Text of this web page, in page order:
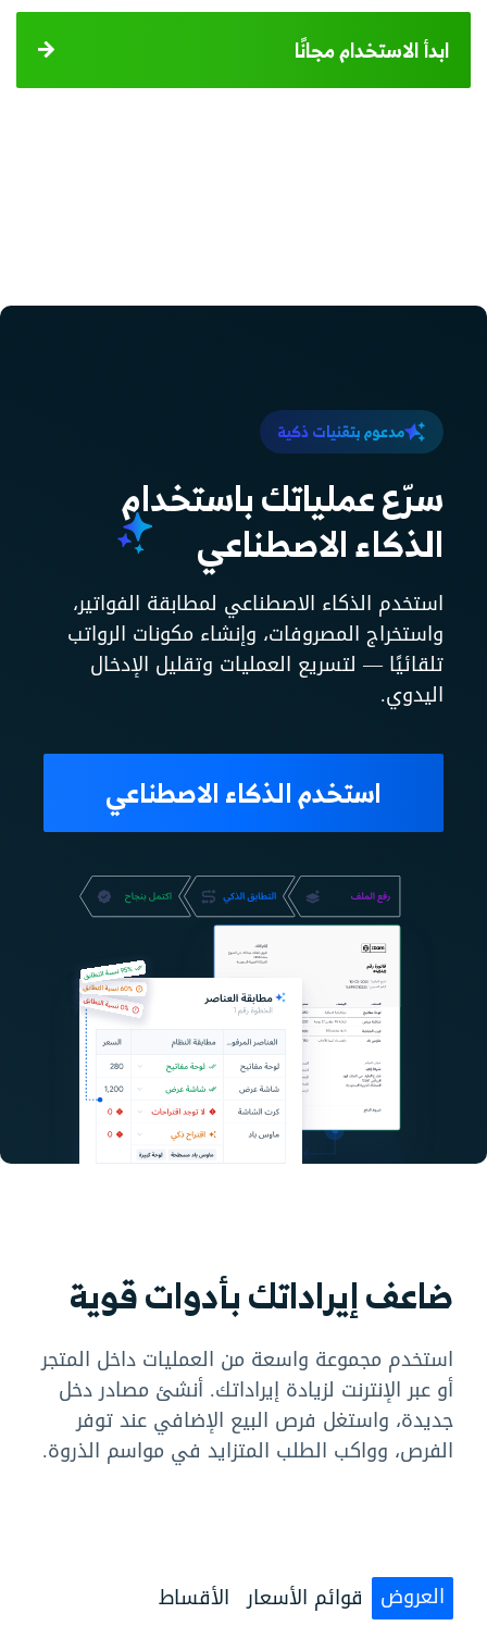
ابدأ الاستخدام مجانًا
مدعوم بتقنيات ذكية
سرّع عملياتك باستخدام
الذكاء الاصطناعي
استخدم الذكاء الاصطناعي لمطابقة الفواتير،
واستخراج المصروفات، وإنشاء مكونات الرواتب
تلقائيًا — لتسريع العمليات وتقليل الإدخال
اليدوي.
استخدم الذكاء الاصطناعي
ضاعف إيراداتك بأدوات قوية
استخدم مجموعة واسعة من العمليات داخل المتجر
أو عبر الإنترنت لزيادة إيراداتك. أنشئ مصادر دخل
جديدة، واستغل فرص البيع الإضافي عند توفر
الفرص، وواكب الطلب المتزايد في مواسم الذروة.
العروض قوائم الأسعار الأقساط